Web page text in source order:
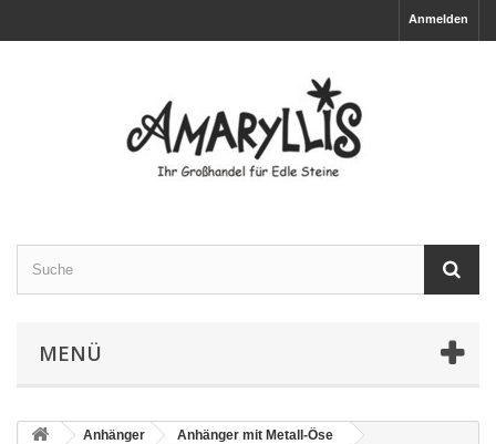
Anmelden
MENÜ
Anhänger
Anhänger mit Metall-Öse